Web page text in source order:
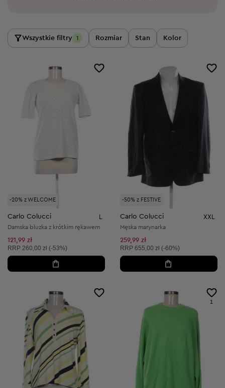
Wszystkie filtry 1 Rozmiar Stan Kolor
-20% z WELCOME
Carlo Colucci
Damska bluzka z krótkim rękawem
121,99 zł
Cena sugerowana:
RRP 260,00 zł (-53%)
-50% z FESTIVE
Carlo Colucci XXL
Męska marynarka
259,99 zł
Cena sugerowana:
RRP 655,00 zł (-60%)
1